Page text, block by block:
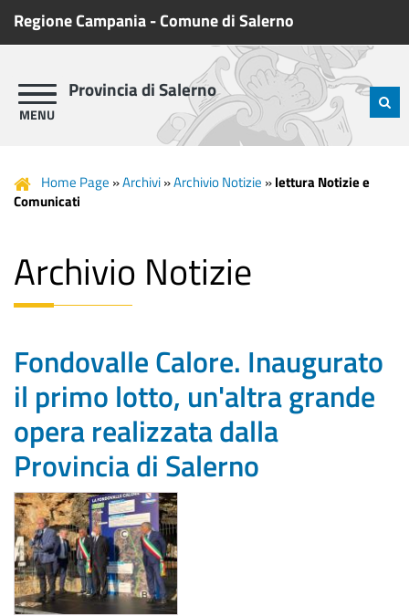
Regione Campania-Comune di Salerno
Provincia di Salerno
Home Page »Archivi»Archivio Notizie »lettura Notizie e
Comunicati
Archivio Notizie
Fondovalle Calore. Inaugurato
il primo lotto, un'altra grande
opera realizzata dalla
Provincia di Salerno